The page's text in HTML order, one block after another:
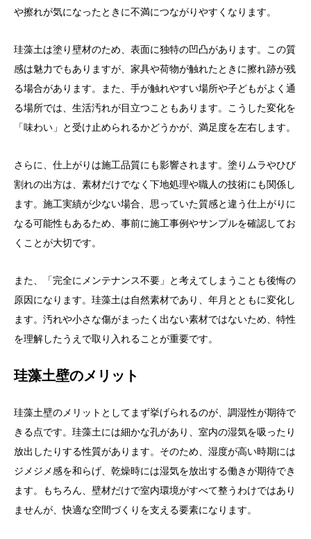
や擦れが気になったときに不満につながりやすくなります。
珪藻土は塗り壁材のため、表面に独特の凹凸があります。この質
感は魅力でもありますが、家具や荷物が触れたときに擦れ跡が残
る場合があります。また、手が触れやすい場所や子どもがよく通
る場所では、生活汚れが目立つこともあります。こうした変化を
「味わい」と受け止められるかどうかが、満足度を左右します。
さらに、仕上がりは施工品質にも影響されます。塗りムラやひび
割れの出方は、素材だけでなく下地処理や職人の技術にも関係し
ます。施工実績が少ない場合、思っていた質感と違う仕上がりに
なる可能性もあるため、事前に施工事例やサンプルを確認してお
くことが大切です。
また、「完全にメンテナンス不要」と考えてしまうことも後悔の
原因になります。珪藻土は自然素材であり、年月とともに変化し
ます。汚れや小さな傷がまったく出ない素材ではないため、特性
を理解したうえで取り入れることが重要です。
珪藻土壁のメリット
珪藻土壁のメリットとしてまず挙げられるのが、調湿性が期待で
きる点です。珪藻土には細かな孔があり、室内の湿気を吸ったり
放出したりする性質があります。そのため、湿度が高い時期には
ジメジメ感を和らげ、乾燥時には湿気を放出する働きが期待でき
ます。もちろん、壁材だけで室内環境がすべて整うわけではあり
ませんが、快適な空間づくりを支える要素になります。